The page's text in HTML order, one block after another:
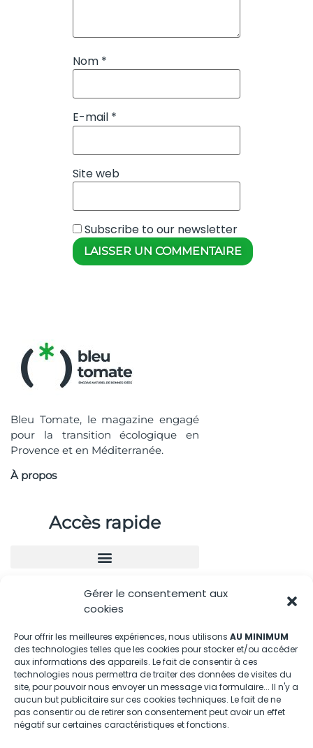
Gérer le consentement aux
cookies
Pour offrir les meilleures expériences, nous utilisons AU MINIMUM
des technologies telles que les cookies pour stocker et/ou accéder
aux informations des appareils. Le fait de consentir à ces
technologies nous permettra de traiter des données de visites du
site, pour pouvoir nous envoyer un message via formulaire... Il n'y a
aucun but publicitaire sur ces cookies techniques. Le fait de ne
pas consentir ou de retirer son consentement peut avoir un effet
négatif sur certaines caractéristiques et fonctions.
Nom *
E-mail *
Site web
Subscribe to our newsletter
Bleu Tomate, le magazine engagé
pour la transition écologique en
Provence et en Méditerranée.
À propos
Accès rapide
Nous contacter
04.88.08.75.28
contactBT@bleu-tomate.fr
Kit média
Kit média Bleu Tomate